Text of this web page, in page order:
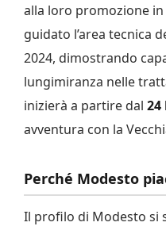
alla loro promozione
guidato l’area tecnica
2024, dimostrando
lungimiranza nelle
inizierà a partire dal
avventura con la
Perché Modesto
Il profilo di Modesto si